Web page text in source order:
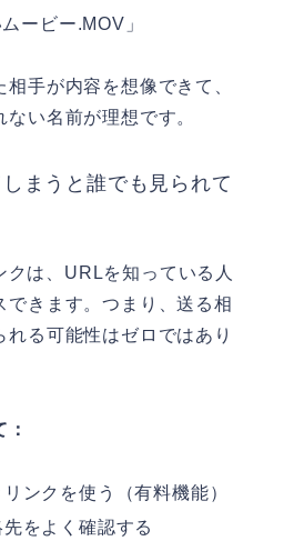
ービー.MOV」
手が内容を想像できて、
い名前が理想です。
まうと誰でも見られて
は、URLを知っている人
できます。つまり、送る相
れる可能性はゼロではあり
ンクを使う（有料機能）
をよく確認する